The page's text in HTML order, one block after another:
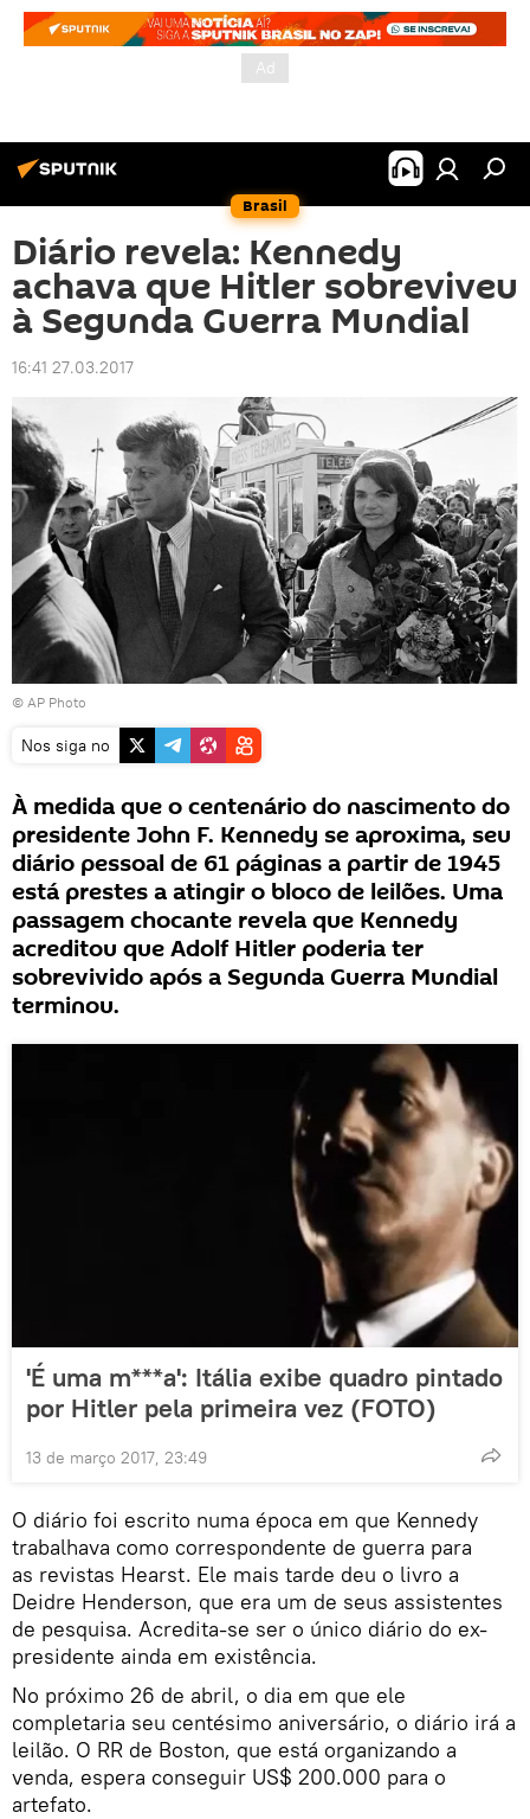
Brasil
Diário revela: Kennedy
achava que Hitler sobreviveu
à Segunda Guerra Mundial
16:41 27.03.2017
© AP Photo
Nos siga no
À medida que o centenário do nascimento do
presidente John F. Kennedy se aproxima, seu
diário pessoal de 61 páginas a partir de 1945
está prestes a atingir o bloco de leilões. Uma
passagem chocante revela que Kennedy
acreditou que Adolf Hitler poderia ter
sobrevivido após a Segunda Guerra Mundial
terminou.
'É uma m***a': Itália exibe quadro pintado
por Hitler pela primeira vez (FOTO)
13 de março 2017, 23:49
O diário foi escrito numa época em que Kennedy
trabalhava como correspondente de guerra para
as revistas Hearst. Ele mais tarde deu o livro a
Deidre Henderson, que era um de seus assistentes
de pesquisa. Acredita-se ser o único diário do ex-
presidente ainda em existência.
No próximo 26 de abril, o dia em que ele
completaria seu centésimo aniversário, o diário irá a
leilão. O RR de Boston, que está organizando a
venda, espera conseguir US$ 200.000 para o
artefato.